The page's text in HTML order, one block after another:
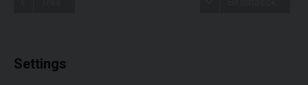
Settings